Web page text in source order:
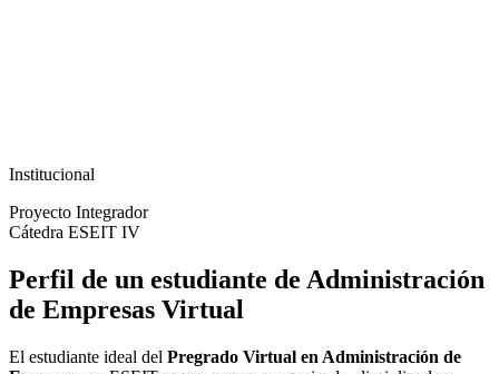
Institucional
Proyecto Integrador
Cátedra ESEIT IV
Perfil de un estudiante de Administración
de Empresas Virtual
El estudiante ideal del Pregrado Virtual en Administración de